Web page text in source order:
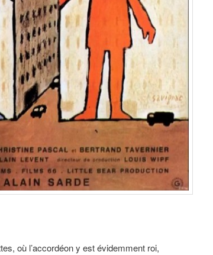
où l’accordéon y est évidemment roi,